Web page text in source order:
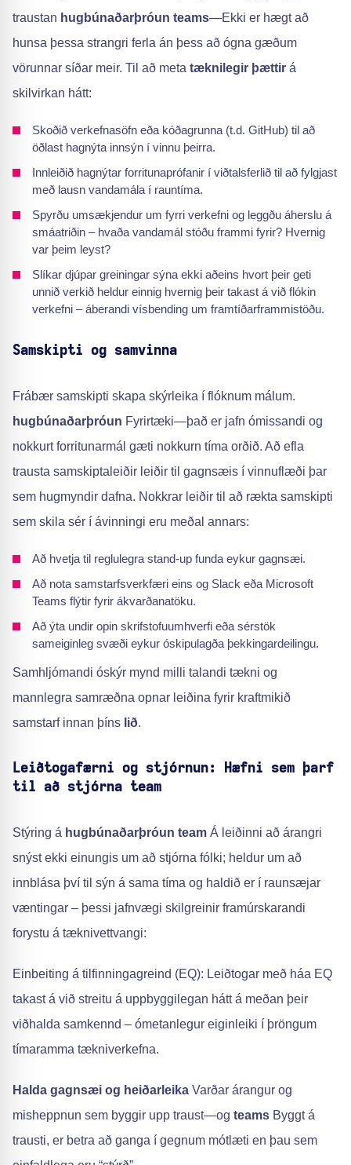
traustan hugbúnaðarþróun teams—Ekki er hægt að
hunsa þessa strangri ferla án þess að ógna gæðum
vörunnar síðar meir. Til að meta tæknilegir þættir á
skilvirkan hátt:
Skoðið verkefnasöfn eða kóðagrunna (t.d. GitHub) til að
öðlast hagnýta innsýn í vinnu þeirra.
Innleiðið hagnýtar forritunaprófanir í viðtalsferlið til að fylgjast
með lausn vandamála í rauntíma.
Spyrðu umsækjendur um fyrri verkefni og leggðu áherslu á
smáatriðin – hvaða vandamál stóðu frammi fyrir? Hvernig
var þeim leyst?
Slíkar djúpar greiningar sýna ekki aðeins hvort þeir geti
unnið verkið heldur einnig hvernig þeir takast á við flókin
verkefni – áberandi vísbending um framtíðarframmistöðu.
Samskipti og samvinna
Frábær samskipti skapa skýrleika í flóknum málum.
hugbúnaðarþróun Fyrirtæki—það er jafn ómissandi og
nokkurt forritunarmál gæti nokkurn tíma orðið. Að efla
trausta samskiptaleiðir leiðir til gagnsæis í vinnuflæði þar
sem hugmyndir dafna. Nokkrar leiðir til að rækta samskipti
sem skila sér í ávinningi eru meðal annars:
Að hvetja til reglulegra stand-up funda eykur gagnsæi.
Að nota samstarfsverkfæri eins og Slack eða Microsoft
Teams flýtir fyrir ákvarðanatöku.
Að ýta undir opin skrifstofuumhverfi eða sérstök
sameiginleg svæði eykur óskipulagða þekkingardeilingu.
Samhljómandi óskýr mynd milli talandi tækni og
mannlegra samræðna opnar leiðina fyrir kraftmikið
samstarf innan þíns lið.
Leiðtogafærni og stjórnun: Hæfni sem þarf
til að stjórna team
Stýring á hugbúnaðarþróun team Á leiðinni að árangri
snýst ekki einungis um að stjórna fólki; heldur um að
innblása því til sýn á sama tíma og haldið er í raunsæjar
væntingar – þessi jafnvægi skilgreinir framúrskarandi
forystu á tæknivettvangi:
Einbeiting á tilfinningagreind (EQ): Leiðtogar með háa EQ
takast á við streitu á uppbyggilegan hátt á meðan þeir
viðhalda samkennd – ómetanlegur eiginleiki í þröngum
tímaramma tækniverkefna.
Halda gagnsæi og heiðarleika Varðar árangur og
misheppnun sem byggir upp traust—og teams Byggt á
trausti, er betra að ganga í gegnum mótlæti en þau sem